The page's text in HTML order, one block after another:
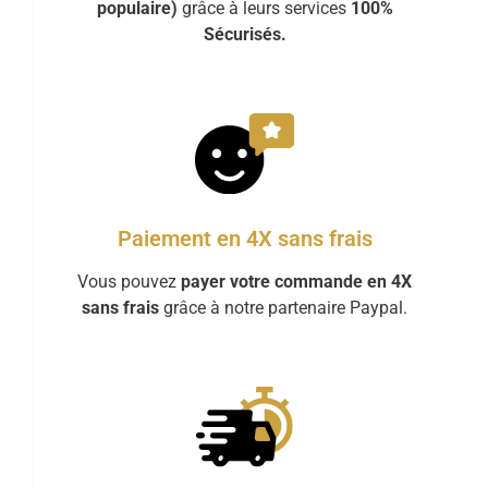
populaire) grâce à leurs services 100%
Sécurisés.
Paiement en 4X sans frais
Vous pouvez payer votre commande en 4X
sans frais grâce à notre partenaire Paypal.